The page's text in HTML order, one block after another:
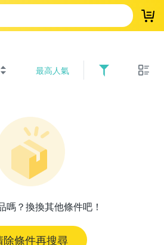
登
最高人氣
嗎？換換其他條件吧！
除條件再搜尋